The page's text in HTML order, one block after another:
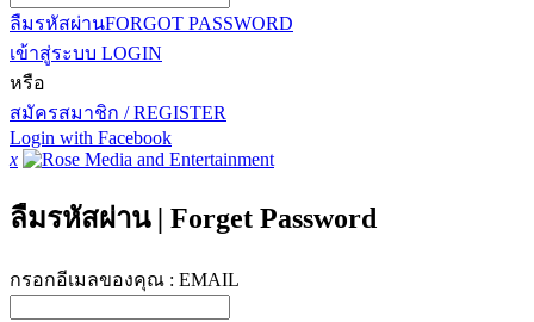
ลืมรหัสผ่านFORGOT PASSWORD
เข้าสู่ระบบ LOGIN
หรือ
สมัครสมาชิก / REGISTER
Login with Facebook
x
ลืมรหัสผ่าน | Forget Password
กรอกอีเมลของคุณ : EMAIL